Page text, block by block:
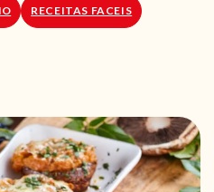
RECEITAS FACEIS